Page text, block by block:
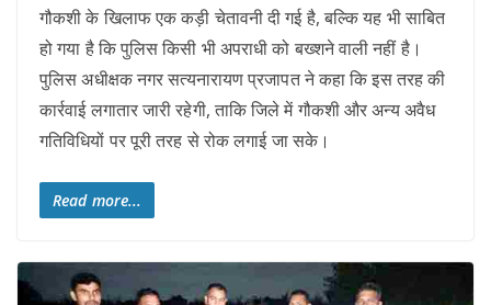
गौकशी के खिलाफ एक कड़ी चेतावनी दी गई है, बल्कि यह भी साबित
हो गया है कि पुलिस किसी भी अपराधी को बख्शने वाली नहीं है।
पुलिस अधीक्षक नगर सत्यनारायण प्रजापत ने कहा कि इस तरह की
कार्रवाई लगातार जारी रहेगी, ताकि जिले में गौकशी और अन्य अवैध
गतिविधियों पर पूरी तरह से रोक लगाई जा सके।
Read more...